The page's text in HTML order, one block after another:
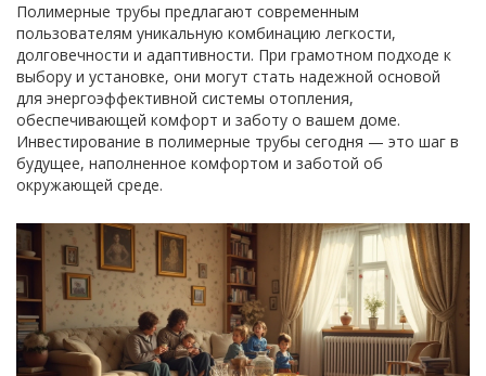
Полимерные трубы предлагают современным
пользователям уникальную комбинацию легкости,
долговечности и адаптивности. При грамотном подходе к
выбору и установке, они могут стать надежной основой
для энергоэффективной системы отопления,
обеспечивающей комфорт и заботу о вашем доме.
Инвестирование в полимерные трубы сегодня — это шаг в
будущее, наполненное комфортом и заботой об
окружающей среде.